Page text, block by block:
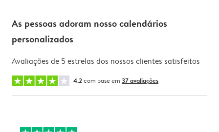
As pessoas adoram nosso calendários
personalizados
Avaliações de 5 estrelas dos nossos clientes satisfeitos
4.2com base em 37 avaliações